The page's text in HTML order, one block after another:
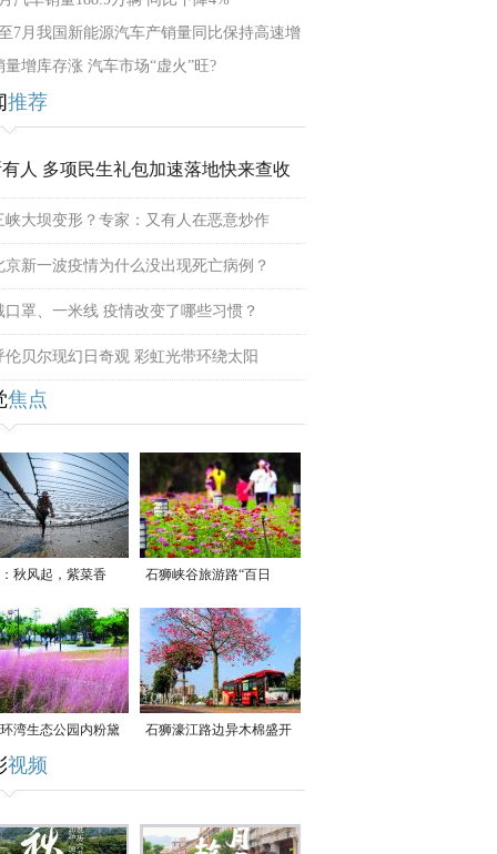
7月我国新能源汽车产销量同比保持高速增
量增库存涨 汽车市场“虚火”旺?
推荐
人 多项民生礼包加速落地快来查收
峡大坝变形？专家：又有人在恶意炒作
京新一波疫情为什么没出现死亡病例？
口罩、一米线 疫情改变了哪些习惯？
伦贝尔现幻日奇观 彩虹光带环绕太阳
焦点
秋风起，紫菜香 石狮峡谷旅游路“百日
草”争相斗艳
湾生态公园内粉黛
盛放
石狮濠江路边异木棉盛开
视频